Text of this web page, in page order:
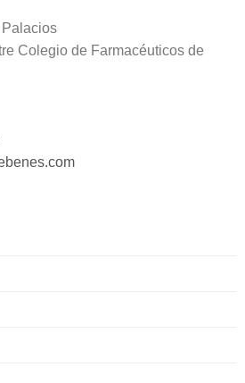
Colegio de Farmacéuticos de